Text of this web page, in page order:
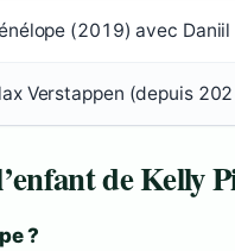
(2019) avec
Verstappen (depuis
de Kelly
?